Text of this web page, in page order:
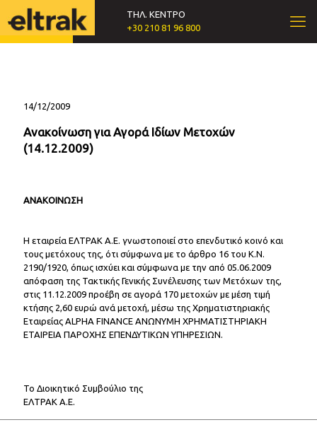
ΤΗΛ. ΚΕΝΤΡΟ
+30 210 81 96 800
14/12/2009
Ανακοίνωση για Αγορά Ιδίων Μετοχών
(14.12.2009)
ΑΝΑΚΟΙΝΩΣΗ
Η εταιρεία ΕΛΤΡΑΚ Α.Ε. γνωστοποιεί στο επενδυτικό κοινό και
τους μετόχους της, ότι σύμφωνα με το άρθρο 16 του Κ.Ν.
2190/1920, όπως ισχύει και σύμφωνα με την από 05.06.2009
απόφαση της Τακτικής Γενικής Συνέλευσης των Μετόχων της,
στις 11.12.2009 προέβη σε αγορά 170 μετοχών με μέση τιμή
κτήσης 2,60 ευρώ ανά μετοχή, μέσω της Χρηματιστηριακής
Εταιρείας ALPHA FINANCE ΑΝΩΝΥΜΗ ΧΡΗΜΑΤΙΣΤΗΡΙΑΚΗ
ΕΤΑΙΡΕΙΑ ΠΑΡΟΧΗΣ ΕΠΕΝΔΥΤΙΚΩΝ ΥΠΗΡΕΣΙΩΝ.
Το Διοικητικό Συμβούλιο της
ΕΛΤΡΑΚ Α.Ε.